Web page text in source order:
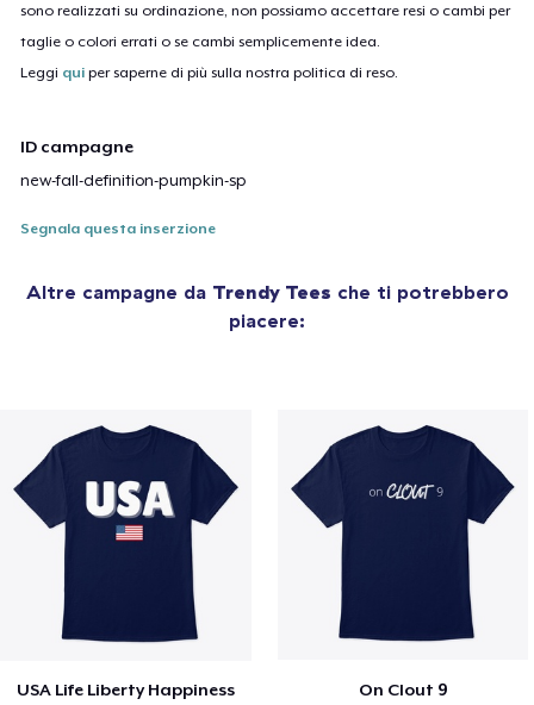
sono realizzati su ordinazione, non possiamo accettare resi o cambi per
taglie o colori errati o se cambi semplicemente idea.
Leggi qui per saperne di più sulla nostra politica di reso.
ID campagne
new-fall-definition-pumpkin-sp
Segnala questa inserzione
Altre campagne da Trendy Tees che ti potrebbero
piacere:
USA Life Liberty Happiness On Clout 9